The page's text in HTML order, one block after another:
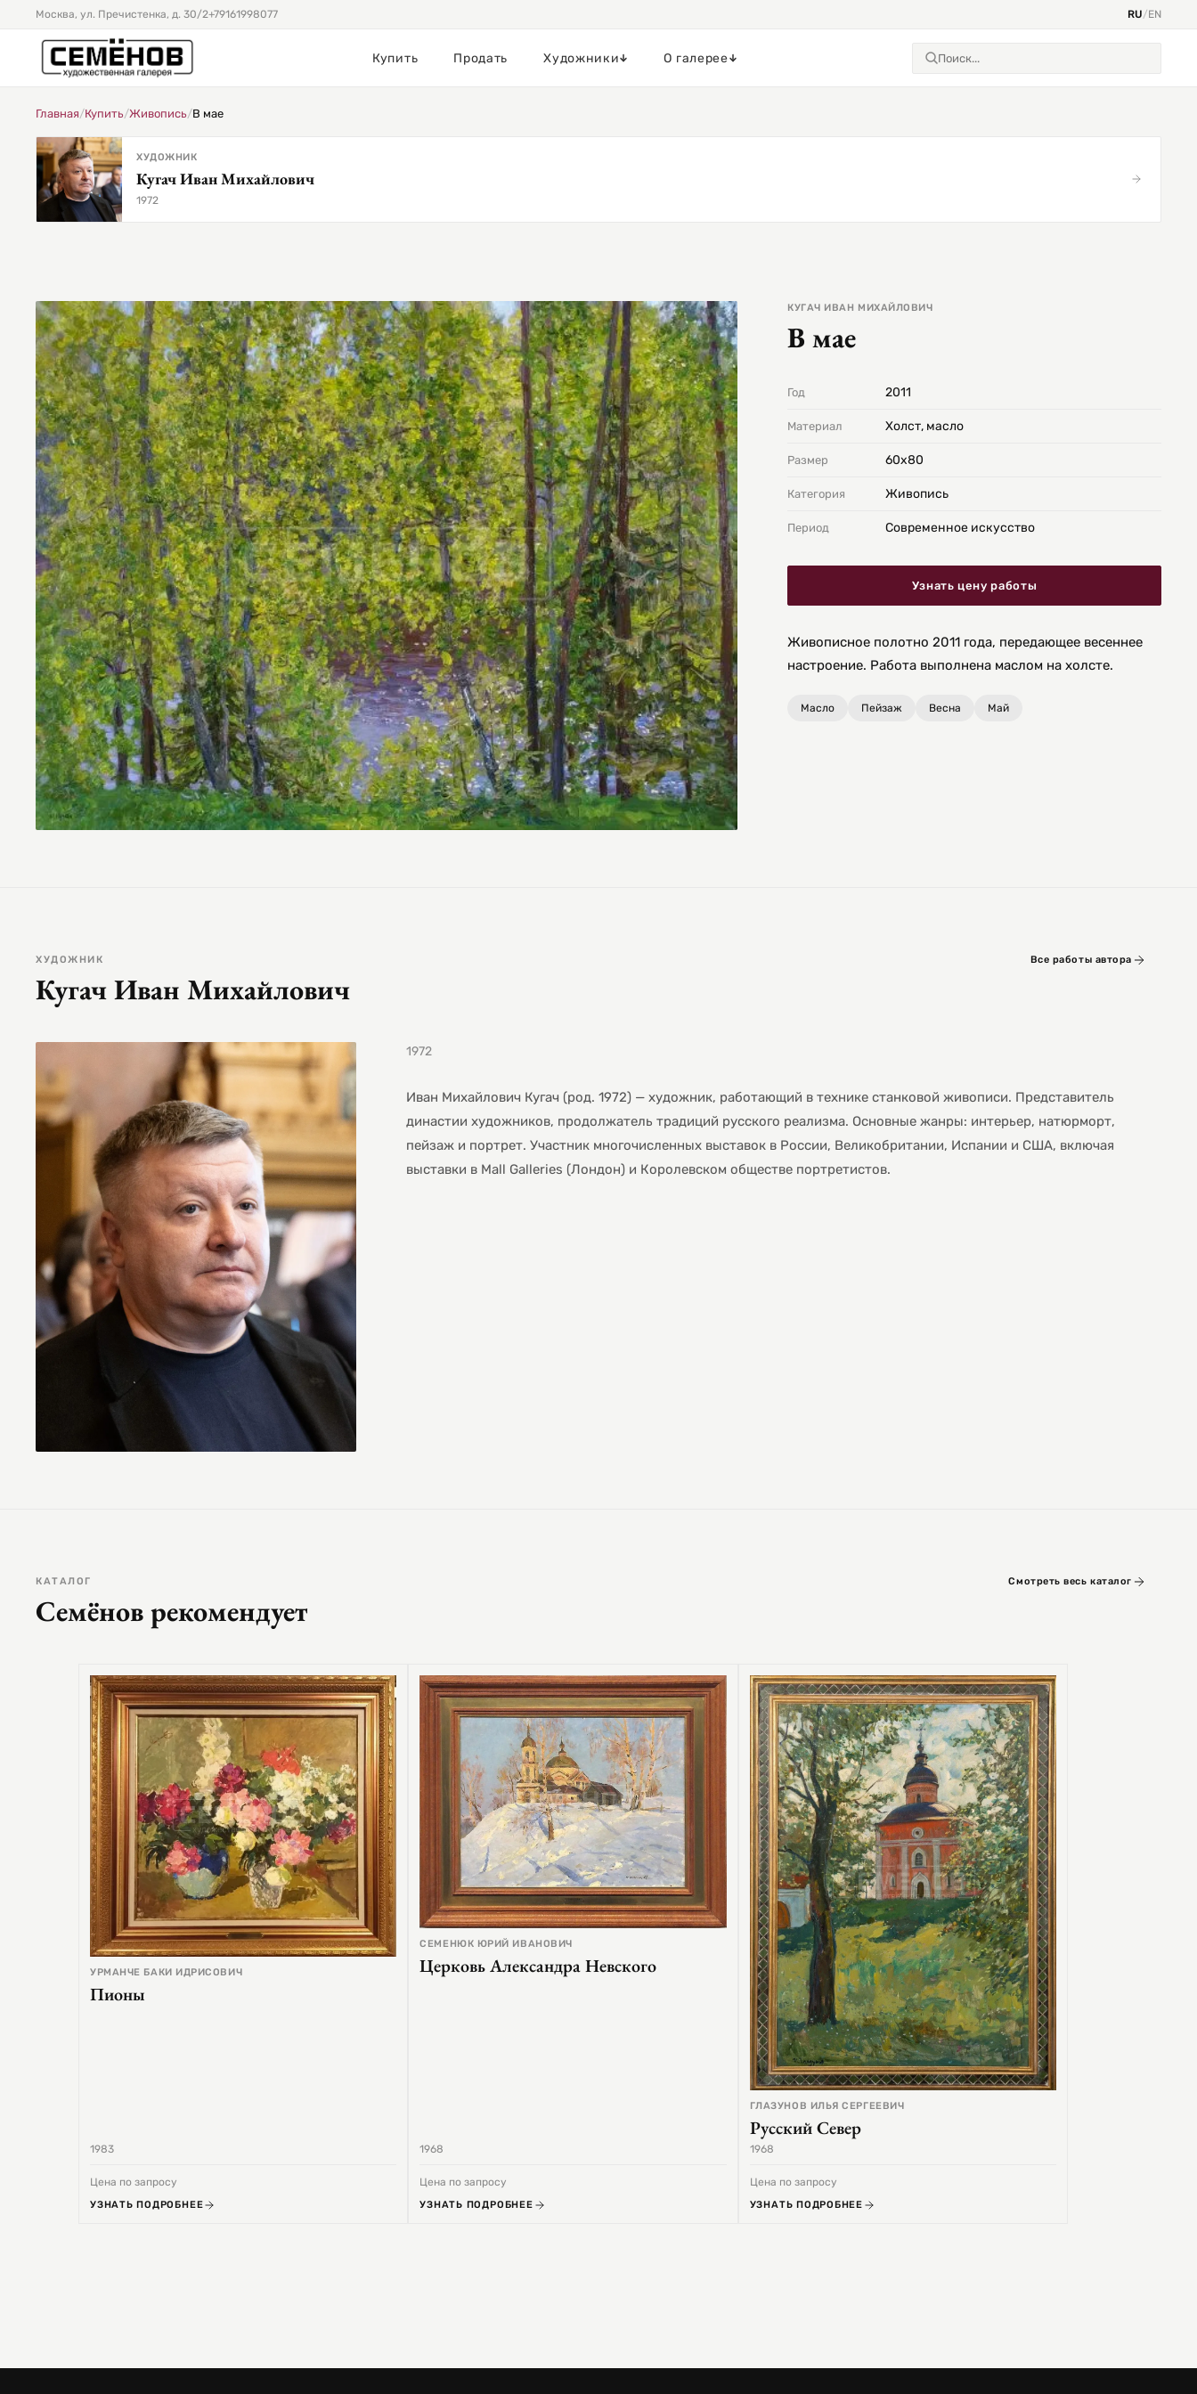
Москва, ул. Пречистенка, д. 30/2+79161998077 RU/EN
Купить Продать Художники О галерее
Главная/Купить/Живопись/В мае
ХУДОЖНИК
Кугач Иван Михайлович
1972
КУГАЧ ИВАН МИХАЙЛОВИЧ
В мае
Год 2011
Материал Холст, масло
Размер 60х80
Категория Живопись
Период Современное искусство
Узнать цену работы
Живописное полотно 2011 года, передающее весеннее
настроение. Работа выполнена маслом на холсте.
Масло Пейзаж Весна Май
ХУДОЖНИК
Кугач Иван Михайлович
Все работы автора
1972
Иван Михайлович Кугач (род. 1972) — художник, работающий в технике станковой живописи. Представитель
династии художников, продолжатель традиций русского реализма. Основные жанры: интерьер, натюрморт,
пейзаж и портрет. Участник многочисленных выставок в России, Великобритании, Испании и США, включая
выставки в Mall Galleries (Лондон) и Королевском обществе портретистов.
КАТАЛОГ
Семёнов рекомендует
Смотреть весь каталог
УРМАНЧЕ БАКИ ИДРИСОВИЧ
Пионы
1983
Цена по запросу
УЗНАТЬ ПОДРОБНЕЕ
СЕМЕНЮК ЮРИЙ ИВАНОВИЧ
Церковь Александра Невского
1968
Цена по запросу
УЗНАТЬ ПОДРОБНЕЕ
ГЛАЗУНОВ ИЛЬЯ СЕРГЕЕВИЧ
Русский Север
1968
Цена по запросу
УЗНАТЬ ПОДРОБНЕЕ